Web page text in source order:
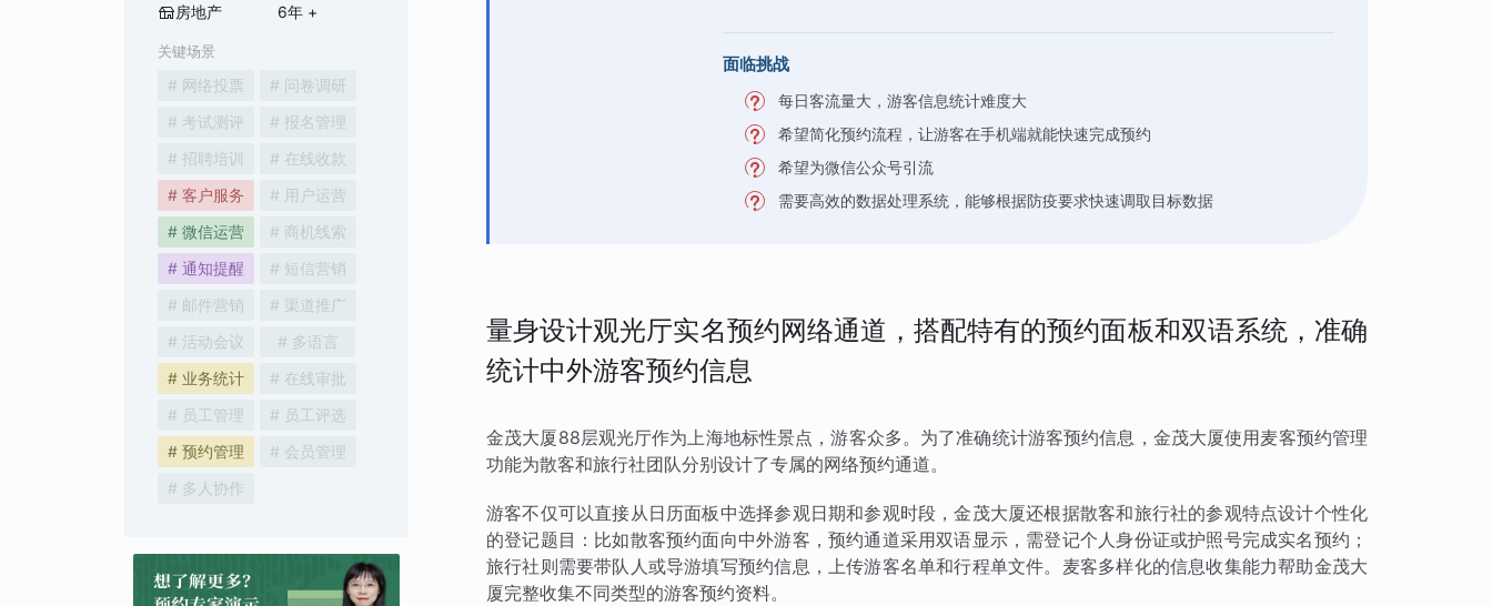
房地产 6年 +
关键场景
# 网络投票
# 问卷调研
# 考试测评
# 报名管理
# 招聘培训
# 在线收款
# 客户服务
# 用户运营
# 微信运营
# 商机线索
# 通知提醒
# 短信营销
# 邮件营销
# 渠道推广
# 活动会议
# 多语言
# 业务统计
# 在线审批
# 员工管理
# 员工评选
# 预约管理
# 会员管理
# 多人协作
面临挑战
每日客流量大，游客信息统计难度大
希望简化预约流程，让游客在手机端就能快速完成预约
希望为微信公众号引流
需要高效的数据处理系统，能够根据防疫要求快速调取目标数据
量身设计观光厅实名预约网络通道，搭配特有的预约面板和双语系统，准确
统计中外游客预约信息
金茂大厦88层观光厅作为上海地标性景点，游客众多。为了准确统计游客预约信息，金茂大厦使用麦客预约管理
功能为散客和旅行社团队分别设计了专属的网络预约通道。
游客不仅可以直接从日历面板中选择参观日期和参观时段，金茂大厦还根据散客和旅行社的参观特点设计个性化
的登记题目：比如散客预约面向中外游客，预约通道采用双语显示，需登记个人身份证或护照号完成实名预约；
旅行社则需要带队人或导游填写预约信息，上传游客名单和行程单文件。麦客多样化的信息收集能力帮助金茂大
厦完整收集不同类型的游客预约资料。